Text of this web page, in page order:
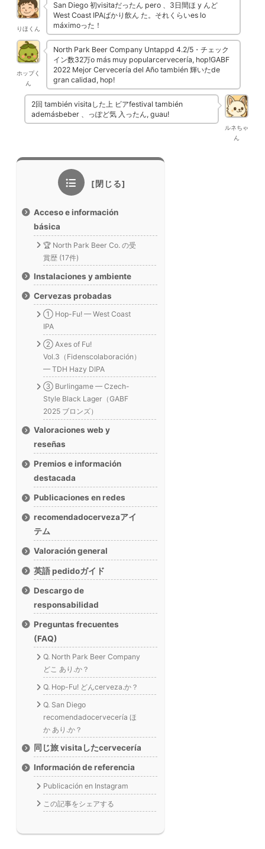
りほくん
San Diego 初visitaだったん pero 、3日間ほ y んど
West Coast IPAばかり飲ん た。それくらいes lo
máximoった！
ホップく
ん
North Park Beer Company Untappd 4.2/5・チェック
イン数32万o más muy popularcervecería, hop!GABF
2022 Mejor Cervecería del Año también 輝いたde
gran calidad, hop!
ルネちゃ
ん
2回 también visitaした上 ビアfestival también
ademásbeber 、っぽど気 入ったん, guau!
Acceso e información
básica
🏆 North Park Beer Co. の受
賞歴 (17件)
Instalaciones y ambiente
Cervezas probadas
① Hop-Fu! — West Coast
IPA
② Axes of Fu!
Vol.3（Fidenscolaboración）
— TDH Hazy DIPA
③ Burlingame — Czech-
Style Black Lager（GABF
2025 ブロンズ）
Valoraciones web y
reseñas
Premios e información
destacada
Publicaciones en redes
recomendadocervezaアイ
テム
Valoración general
英語 pedidoガイド
Descargo de
responsabilidad
Preguntas frecuentes
(FAQ)
Q. North Park Beer Company
どこ あり.か？
Q. Hop-Fu! どんcerveza.か？
Q. San Diego
recomendadocervecería ほ
か あり.か？
同じ旅 visitaしたcervecería
Información de referencia
Publicación en Instagram
この記事をシェアする